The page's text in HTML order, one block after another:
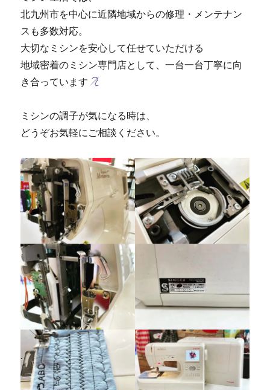
北九州市を中心に近隣地域からの修理・メンテナン
スも多数対応。
大切なミシンを安心して任せていただける
地域密着のミシン専門店として、一台一台丁寧に向
き合っています
ミシンの調子が気になる時は、
どうぞお気軽にご相談ください。